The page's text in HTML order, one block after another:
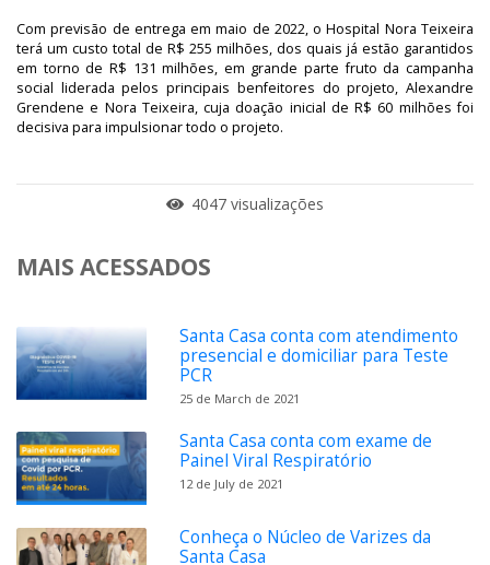
Com previsão de entrega em maio de 2022, o Hospital Nora Teixeira
terá um custo total de R$ 255 milhões, dos quais já estão garantidos
em torno de R$ 131 milhões, em grande parte fruto da campanha
social liderada pelos principais benfeitores do projeto, Alexandre
Grendene e Nora Teixeira, cuja doação inicial de R$ 60 milhões foi
decisiva para impulsionar todo o projeto.
4047 visualizações
MAIS ACESSADOS
Santa Casa conta com atendimento
presencial e domiciliar para Teste
PCR
25 de March de 2021
Santa Casa conta com exame de
Painel Viral Respiratório
12 de July de 2021
Conheça o Núcleo de Varizes da
Santa Casa